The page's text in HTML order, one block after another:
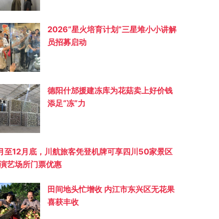
2026“星火培育计划”三星堆小小讲解
员招募启动
德阳什邡援建冻库为花菇卖上好价钱
添足“冻”力
至12月底，川航旅客凭登机牌可享四川50家景区
艺场所门票优惠
田间地头忙增收 内江市东兴区无花果
喜获丰收